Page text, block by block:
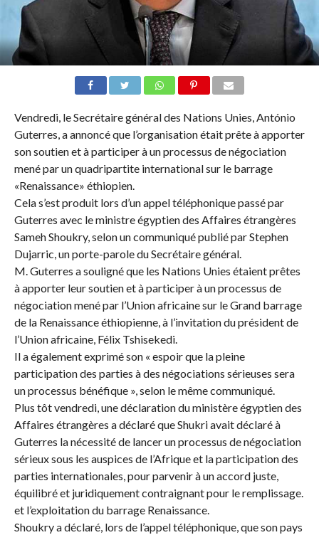
Vendredi, le Secrétaire général des Nations Unies, António
Guterres, a annoncé que l’organisation était prête à apporter
son soutien et à participer à un processus de négociation
mené par un quadripartite international sur le barrage
«Renaissance» éthiopien.
Cela s’est produit lors d’un appel téléphonique passé par
Guterres avec le ministre égyptien des Affaires étrangères
Sameh Shoukry, selon un communiqué publié par Stephen
Dujarric, un porte-parole du Secrétaire général.
M. Guterres a souligné que les Nations Unies étaient prêtes
à apporter leur soutien et à participer à un processus de
négociation mené par l’Union africaine sur le Grand barrage
de la Renaissance éthiopienne, à l’invitation du président de
l’Union africaine, Félix Tshisekedi.
Il a également exprimé son « espoir que la pleine
participation des parties à des négociations sérieuses sera
un processus bénéfique », selon le même communiqué.
Plus tôt vendredi, une déclaration du ministère égyptien des
Affaires étrangères a déclaré que Shukri avait déclaré à
Guterres la nécessité de lancer un processus de négociation
sérieux sous les auspices de l’Afrique et la participation des
parties internationales, pour parvenir à un accord juste,
équilibré et juridiquement contraignant pour le remplissage.
et l’exploitation du barrage Renaissance.
Shoukry a déclaré, lors de l’appel téléphonique, que son pays